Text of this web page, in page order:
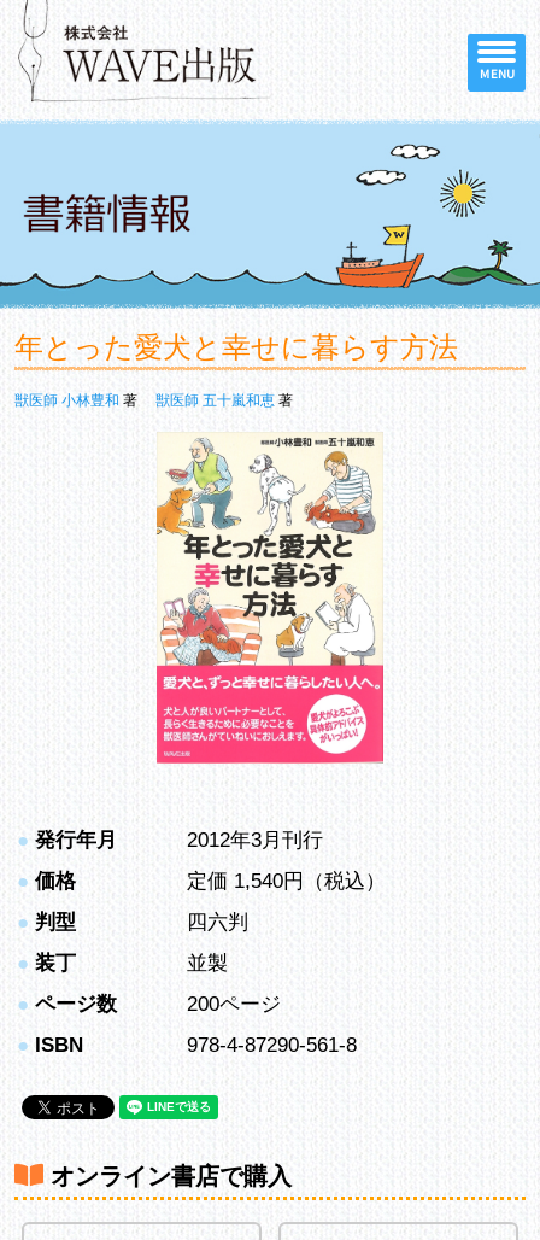
MENU
年とった愛犬と幸せに暮らす方法
獣医師 小林豊和 著 獣医師 五十嵐和恵 著
● 発行年月
2012年3月刊行
● 価格
定価 1,540円（税込）
● 判型
四六判
● 装丁
並製
● ページ数
200ページ
● ISBN 978-4-87290-561-8
オンライン書店で購入